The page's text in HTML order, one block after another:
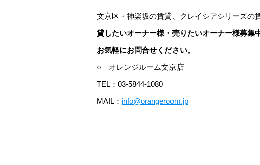
文京区・神楽坂の賃貸、クレイシアシリーズの
貸したいオーナー様・売りたいオーナー様募集
お気軽にお問合せください。
○ オレンジルーム文京店
TEL：03-5844-1080
MAIL： info@orangeroom.jp